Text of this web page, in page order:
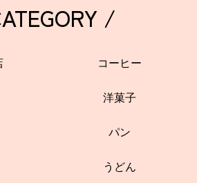
/
コーヒー
洋菓子
パン
うどん